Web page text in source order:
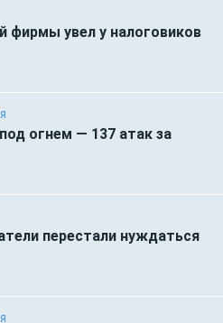
фирмы увел у налоговиков
огнем — 137 атак за
перестали нуждаться